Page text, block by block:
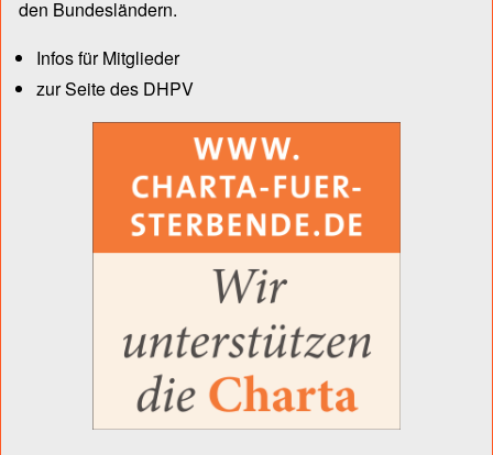
den Bun­des­län­dern.
Infos für Mitglieder
zur Seite des DHPV